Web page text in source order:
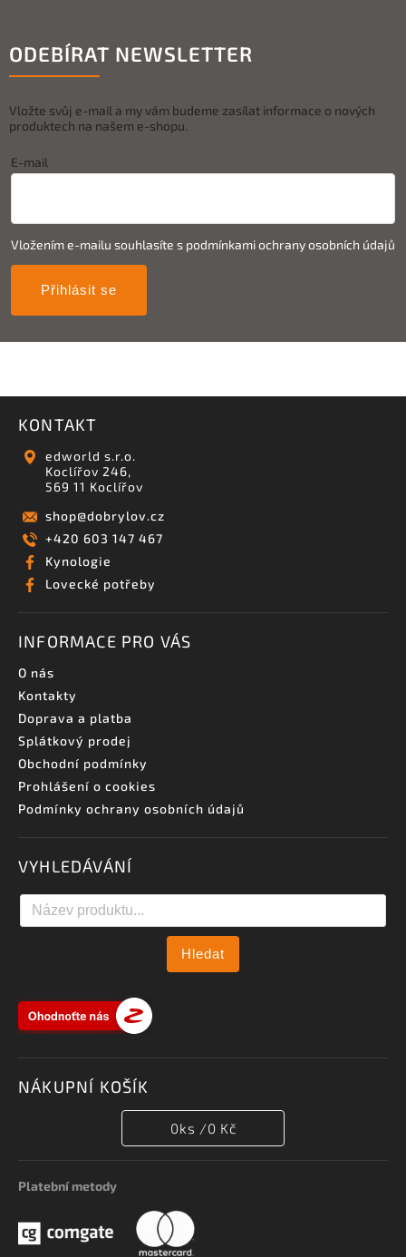
ODEBÍRAT NEWSLETTER
Vložte svůj e-mail a my vám budeme zasílat informace o nových
produktech na našem e-shopu.
E-mail
Vložením e-mailu souhlasíte s podmínkami ochrany osobních údajů
Přihlásit se
KONTAKT
edworld s.r.o.
Koclířov 246,
569 11 Koclířov
shop@dobrylov.cz
+420 603 147 467
Kynologie
Lovecké potřeby
INFORMACE PRO VÁS
O nás
Kontakty
Doprava a platba
Splátkový prodej
Obchodní podmínky
Prohlášení o cookies
Podmínky ochrany osobních údajů
VYHLEDÁVÁNÍ
Hledat
NÁKUPNÍ KOŠÍK
0ks /0 Kč
Platební metody